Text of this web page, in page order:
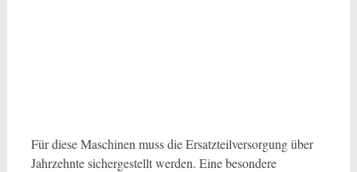
Für diese Maschinen muss die Ersatzteilversorgung über
Jahrzehnte sichergestellt werden. Eine besondere